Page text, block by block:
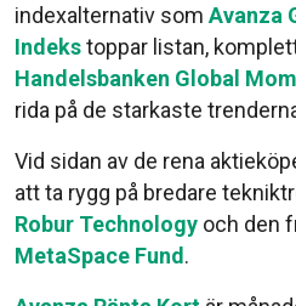
indexalternativ som Avanza
Indekstoppar listan,
Handelsbanken Global
rida på de starkaste
Vid sidan av de rena
att ta rygg på bredare
Robur Technology och den
MetaSpace Fund.